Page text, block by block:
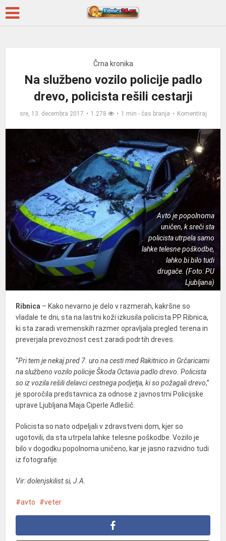
Črna kronika
Na službeno vozilo policije padlo
drevo, policista rešili cestarji
sre, 13. decembra 2017 1.278 1 min - čas branja Komentiraj
Avto je popolnoma
uničen, k sreči sta
policista utrpela samo
lahke telesne poškodbe,
lahko bi bilo tudi
drugače. (Foto: PU
Ljubljana)
Ribnica – Kako nevarno je delo v razmerah, kakršne so
vladale te dni, sta na lastni koži izkusila policista PP Ribnica,
ki sta zaradi vremenskih razmer opravljala pregled terena in
preverjala prevoznost cest zaradi podrtih dreves.
“Pri tem je nekaj pred 7. uro na cesti med Rakitnico in Grčaricami
na službeno vozilo policije Škoda Octavia padlo drevo. Policista
so iz vozila rešili delavci cestnega podjetja, ki so požagali drevo,”
je sporočila predstavnica za odnose z javnostmi Policijske
uprave Ljubljana Maja Ciperle Adlešič.
Policista so nato odpeljali v zdravstveni dom, kjer so
ugotovili, da sta utrpela lahke telesne poškodbe. Vozilo je
bilo v dogodku popolnoma uničeno, kar je jasno razvidno tudi
iz fotografije.
Vir: dolenjskilist.si, J.A.
avto veter